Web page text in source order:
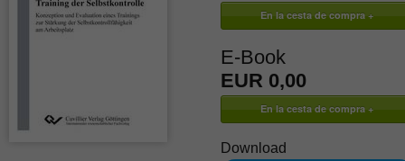
E-Book
EUR 0,00
Download